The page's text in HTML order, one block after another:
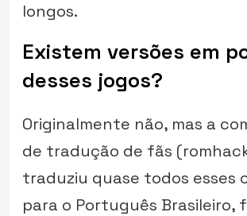
longos.
Existem versões em
desses jogos?
Originalmente não, mas a
de tradução de fãs
traduziu quase todos esses
para o Português Brasileiro,